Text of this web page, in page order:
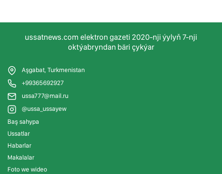
ussatnews.com elektron gazeti 2020-nji ýylyň 7-nji
oktýabryndan bäri çykýar
Aşgabat, Turkmenistan
+99365692927
ussa777@mail.ru
@ussa_ussayew
Baş sahypa
Ussatlar
Habarlar
Makalalar
Foto we wideo